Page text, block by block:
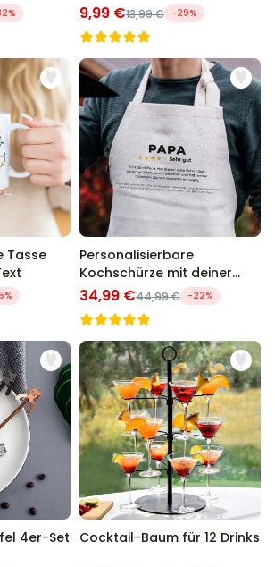
9,99 €13,99 € -29%
Tasse
Personalisierbare
Kochschürze mit deiner
Bewertung
34,99 €44,99 € -22%
4er-Set Cocktail-Baum für 12 Drinks